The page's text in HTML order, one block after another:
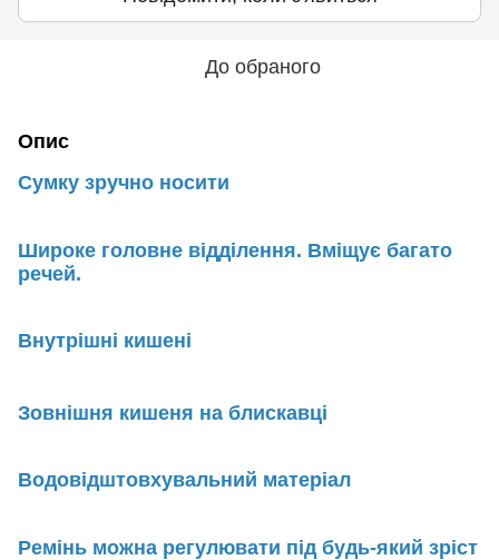
До обраного
Опис
Сумку зручно носити
Широке головне відділення. Вміщує багато
речей.
Внутрішні кишені
Зовнішня кишеня на блискавці
Водовідштовхувальний матеріал
Ремінь можна регулювати під будь-який зріст